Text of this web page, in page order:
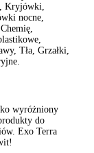
Kryjówki,
nocne,
Tła, Grzałki,
wyróżniony
do
Exo Terra